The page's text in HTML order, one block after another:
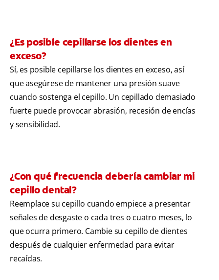
¿Es posible cepillarse los dientes en
exceso?
Sí, es posible cepillarse los dientes en exceso, así
que asegúrese de mantener una presión suave
cuando sostenga el cepillo. Un cepillado demasiado
fuerte puede provocar abrasión, recesión de encías
y sensibilidad.
¿Con qué frecuencia debería cambiar mi
cepillo dental?
Reemplace su cepillo cuando empiece a presentar
señales de desgaste o cada tres o cuatro meses, lo
que ocurra primero. Cambie su cepillo de dientes
después de cualquier enfermedad para evitar
recaídas.